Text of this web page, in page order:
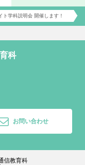
ト学科説明会 開催します！
科
お問い合わせ
信教育科